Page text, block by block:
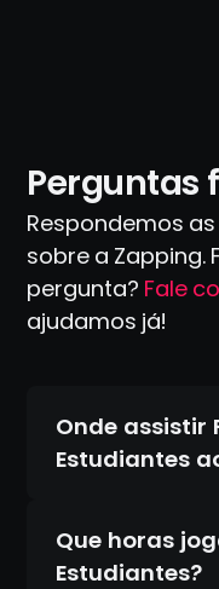
Perguntas
Respondemos
sobre a Zapping.
pergunta? Fale
ajudamos já!
Onde assistir
Estudiantes
Que horas
Estudiantes?